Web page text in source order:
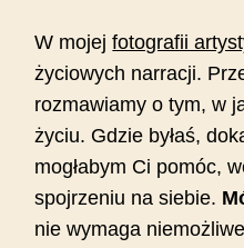
W mojejfotografii
życiowych narracji.
rozmawiamy o tym, w
życiu. Gdzie byłaś,
mogłabym Ci pomóc,
spojrzeniu na siebie.
nie wymaga